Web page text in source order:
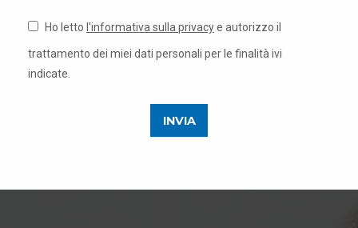
Ho letto l'informativa sulla privacye autorizzo il
trattamento dei miei dati personali per le finalità ivi
indicate.